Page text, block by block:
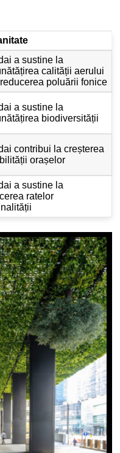
a sustine la
calității aerului
poluării fonice
a sustine la
biodiversității
contribui la creșterea
orașelor
a sustine la
ratelor